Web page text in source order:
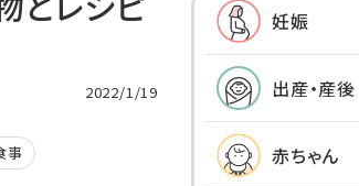
2022/1/19
事
妊娠
出産・産後
赤ちゃん